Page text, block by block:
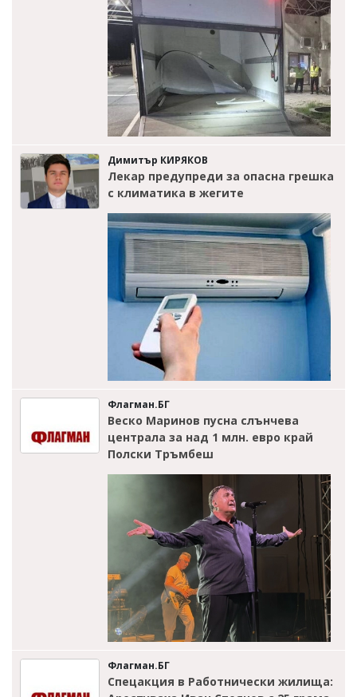
Димитър КИРЯКОВ
Лекар предупреди за опасна грешка
с климатика в жегите
Флагман.БГ
Веско Маринов пусна слънчева
централа за над 1 млн. евро край
Полски Тръмбеш
Флагман.БГ
Спецакция в Работнически жилища: